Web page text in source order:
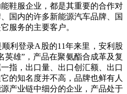
鞋服企业，都是其重要的合作对
国内的许多新能源汽车品牌、国
服务的主要客户。
利登录A股的11年来里，安利股
英雄”，产品在聚氨酯合成革及复
指，出口量、出口创汇额、出口
的知名度并不高，品牌也鲜有人
产业链中细分的企业，产品处于